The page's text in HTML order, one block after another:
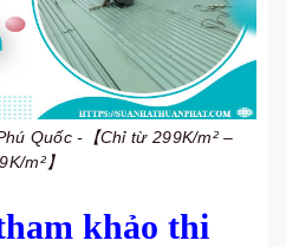
Quốc -【Chỉ từ 299K/m² –
m²】
khảo thi